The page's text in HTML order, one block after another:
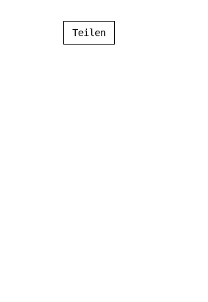
Teilen